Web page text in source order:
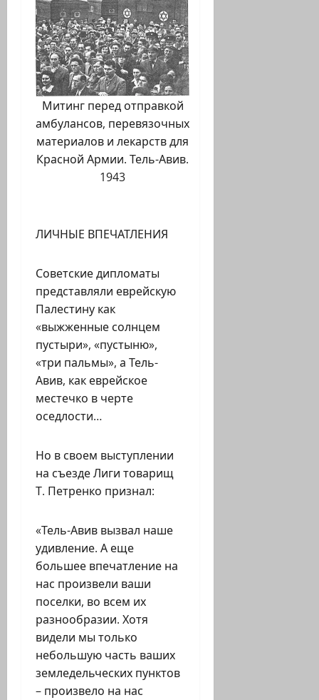
Митинг перед отправкой
амбулансов, перевязочных
материалов и лекарств для
Красной Армии. Тель-Авив.
1943
ЛИЧНЫЕ ВПЕЧАТЛЕНИЯ
Советские дипломаты
представляли еврейскую
Палестину как
«выжженные солнцем
пустыри», «пустыню»,
«три пальмы», а Тель-
Авив, как еврейское
местечко в черте
оседлости…
Но в своем выступлении
на съезде Лиги товарищ
Т. Петренко признал:
«Тель-Авив вызвал наше
удивление. А еще
большее впечатление на
нас произвели ваши
поселки, во всем их
разнообразии. Хотя
видели мы только
небольшую часть ваших
земледельческих пунктов
– произвело на нас